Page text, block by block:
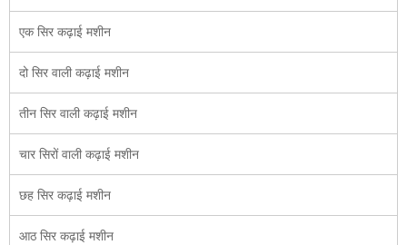
एक सिर कढ़ाई मशीन
दो सिर वाली कढ़ाई मशीन
तीन सिर वाली कढ़ाई मशीन
चार सिरों वाली कढ़ाई मशीन
छह सिर कढ़ाई मशीन
आठ सिर कढ़ाई मशीन